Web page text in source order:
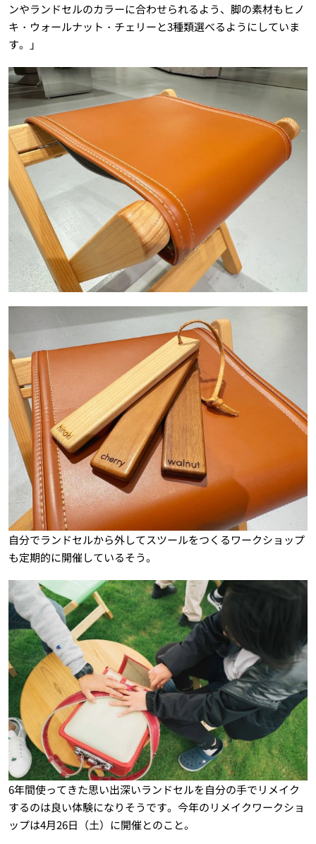
ンやランドセルのカラーに合わせられるよう、脚の素材もヒノ
キ・ウォールナット・チェリーと3種類選べるようにしていま
す。」
自分でランドセルから外してスツールをつくるワークショップ
も定期的に開催しているそう。
6年間使ってきた思い出深いランドセルを自分の手でリメイク
するのは良い体験になりそうです。今年のリメイクワークショ
ップは4月26日（土）に開催とのこと。